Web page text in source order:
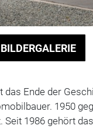
das Ende der
1950
1986 gehört